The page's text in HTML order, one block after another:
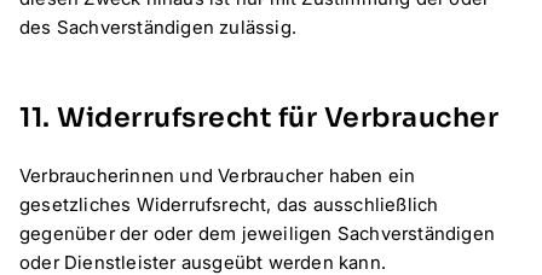
des Sachverständigen zulässig.
11. Widerrufsrecht für Verbraucher
Verbraucherinnen und Verbraucher haben ein
gesetzliches Widerrufsrecht, das ausschließlich
gegenüber der oder dem jeweiligen Sachverständigen
oder Dienstleister ausgeübt werden kann.